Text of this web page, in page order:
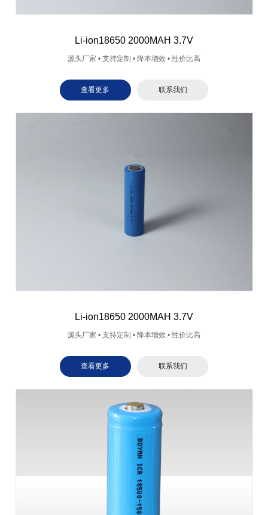
Li-ion18650 2000MAH 3.7V
源头厂家 • 支持定制 • 降本增效 • 性价比高
查看更多 联系我们
Li-ion18650 2000MAH 3.7V
源头厂家 • 支持定制 • 降本增效 • 性价比高
查看更多 联系我们